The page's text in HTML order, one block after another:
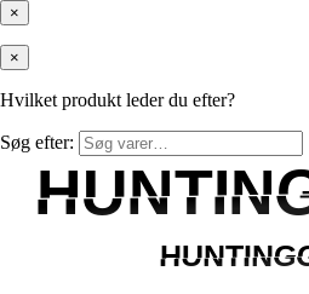
×
×
Hvilket produkt leder du efter?
Søg efter: